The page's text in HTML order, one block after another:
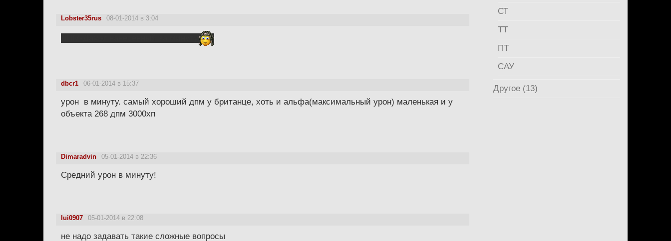
Lobster35rus 08-01-2014 в 3:04
dbcr1 06-01-2014 в 15:37
урон в минуту. самый хороший дпм у британце, хоть и альфа(максимальный урон) маленькая и у
объекта 268 дпм 3000хп
Dimaradvin 05-01-2014 в 22:36
Средний урон в минуту!
lui0907 05-01-2014 в 22:08
не надо задавать такие сложные вопросы
СТ
ТТ
ПТ
САУ
Другое (13)